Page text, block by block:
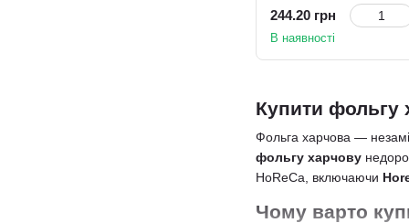
Купити фольгу
Фольга харчова —
фольгу харчову
HoReCa, включаючи
Чому варто
244.20 грн
В наявності